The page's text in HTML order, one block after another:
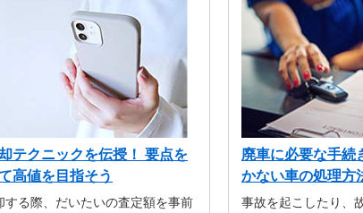
テクニックを伝授！ 要点を
高値を目指そう
する際、だいたいの査定額を事前
廃車に必要な手続
かない車の処理方
事故を起こしたり、